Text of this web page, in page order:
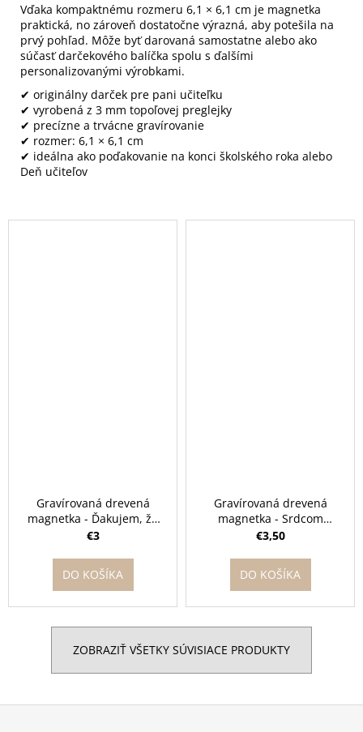
Vďaka kompaktnému rozmeru 6,1 × 6,1 cm je magnetka
praktická, no zároveň dostatočne výrazná, aby potešila na
prvý pohľad. Môže byť darovaná samostatne alebo ako
súčasť darčekového balíčka spolu s ďalšími
personalizovanými výrobkami.
✔ originálny darček pre pani učiteľku
✔ vyrobená z 3 mm topoľovej preglejky
✔ precízne a trvácne gravírovanie
✔ rozmer: 6,1 × 6,1 cm
✔ ideálna ako poďakovanie na konci školského roka alebo
Deň učiteľov
Gravírovaná drevená
magnetka - Ďakujem, že
mi pomáhate rásť
€3
DO KOŠÍKA
Gravírovaná drevená
magnetka - Srdcom
učiteľka / učiteľ
€3,50
DO KOŠÍKA
ZOBRAZIŤ VŠETKY SÚVISIACE PRODUKTY
Z